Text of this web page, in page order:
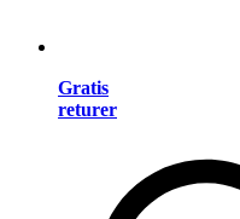
Gratis
returer